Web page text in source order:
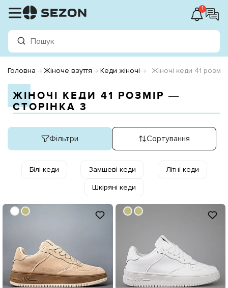
1
Головна Жіноче взуття Кеди жіночі Жіночі кеди 41 розмір
ЖІНОЧІ КЕДИ 41 РОЗМІР ―
СТОРІНКА 3
Фільтри Сортування
Білі кеди Замшеві кеди Літні кеди
Шкіряні кеди